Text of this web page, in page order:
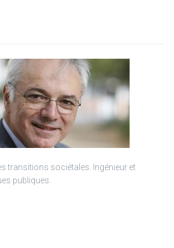
transitions sociétales. Ingénieur et
publiques.